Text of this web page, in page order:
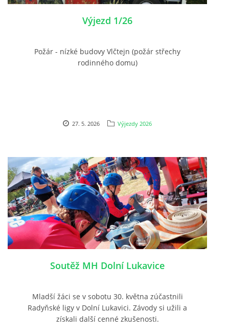
Výjezd 1/26
Požár - nízké budovy Vlčtejn (požár střechy
rodinného domu)
27. 5. 2026 Výjezdy 2026
Soutěž MH Dolní Lukavice
Mladší žáci se v sobotu 30. května zúčastnili
Radyňské ligy v Dolní Lukavici. Závody si užili a
získali další cenné zkušenosti.